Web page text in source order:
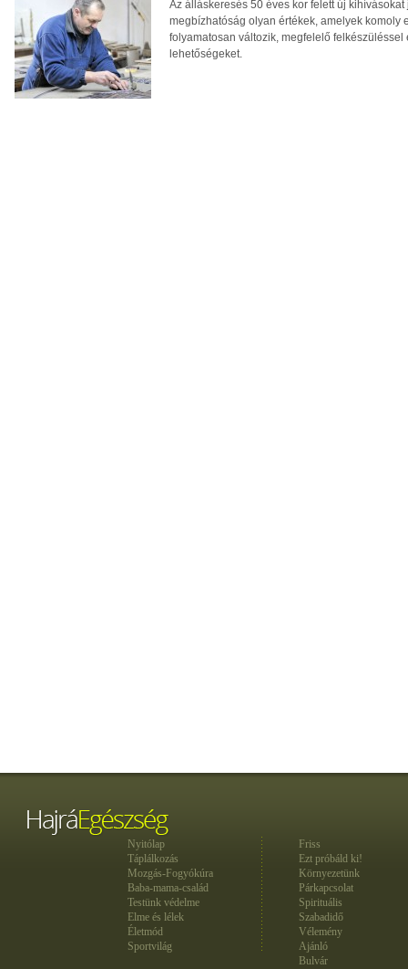
Az álláskeresés 50 éves kor felett új
megbízhatóság olyan értékek, amelyek komoly
folyamatosan változik, megfelelő
lehetőségeket.
Nyitólap
Táplálkozás
Mozgás-Fogyókúra
Baba-mama-család
Testünk védelme
Elme és lélek
Életmód
Sportvilág
Friss
Ezt próbáld ki!
Környezetünk
Párkapcsolat
Spirituális
Szabadidő
Vélemény
Ajánló
Bulvár